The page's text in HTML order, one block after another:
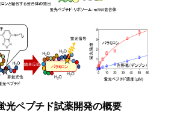
光ペプチド試薬開発の概要